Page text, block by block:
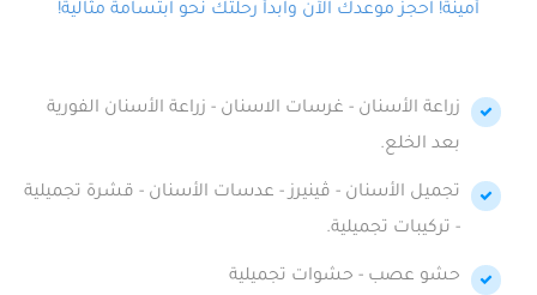
أمينة! احجز موعدك الآن وابدأ رحلتك نحو ابتسامة مثالية!
زراعة الأسنان - غرسات الاسنان - زراعة الأسنان الفورية
بعد الخلع.
تجميل الأسنان - ڤينيرز - عدسات الأسنان - قشرة تجميلية
- تركيبات تجميلية.
حشو عصب - حشوات تجميلية